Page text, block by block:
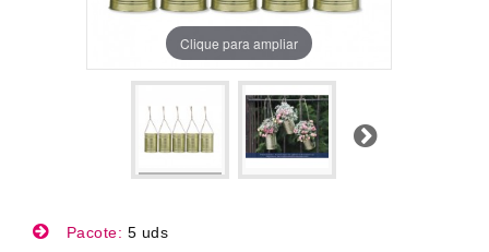
Clique para ampliar
Próximo
Pacote: 5 uds